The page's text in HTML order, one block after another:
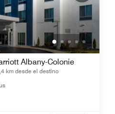
Albany-Colonie
km desde el destino